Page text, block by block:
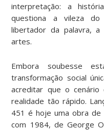
interpretação: a
questiona a vileza
libertador da palavra, a
artes.
Embora soubesse
transformação social
acreditar que o cenário
realidade tão rápido.
451 é hoje uma obra de
com 1984, de George